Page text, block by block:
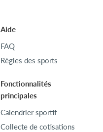
Aide
FAQ
Règles des sports
Fonctionnalités
principales
Calendrier sportif
Collecte de cotisations